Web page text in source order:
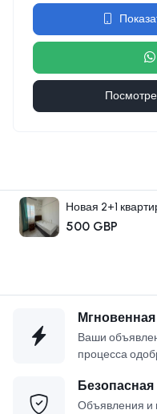
500 GBP
Ваши
процесса
Объявления и